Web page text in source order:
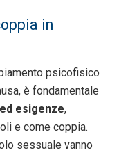
in
psicofisico
è fondamentale
esigenze,
e come coppia.
sessuale vanno